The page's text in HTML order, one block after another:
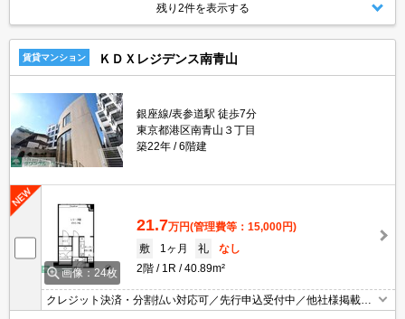
残り2件を表示する
賃貸マンション ＫＤＸレジデンス南青山
銀座線/表参道駅 徒歩7分
東京都港区南青山３丁目
築22年
6階建
画像：24枚
21.7万円(管理費等：15,000円)
敷
1ヶ月 礼
なし
2階
1R 40.89m²
クレジット決済・分割払い対応可／先行申込受付中／他社様掲載物
件もまとめてご案内可能／専任物件多数あり